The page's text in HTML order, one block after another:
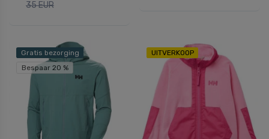
35 EUR
Gratis bezorging
Bespaar 20 %
UITVERKOOP